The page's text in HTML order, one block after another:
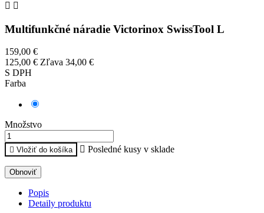
 
Multifunkčné náradie Victorinox SwissTool L
159,00 €
125,00 € Zľava 34,00 €
S DPH
Farba
Množstvo
 Vložiť do košíka  Posledné kusy v sklade
Popis
Detaily produktu